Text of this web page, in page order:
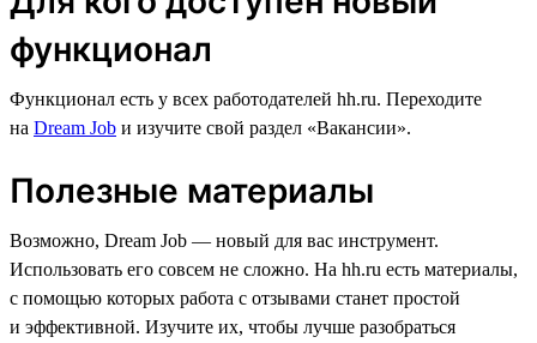
функционал
Функционал есть у всех работодателей hh.ru. Переходите
на Dream Job и изучите свой раздел «Вакансии».
Полезные материалы
Возможно, Dream Job — новый для вас инструмент.
Использовать его совсем не сложно. На hh.ru есть материалы,
с помощью которых работа с отзывами станет простой
и эффективной. Изучите их, чтобы лучше разобраться